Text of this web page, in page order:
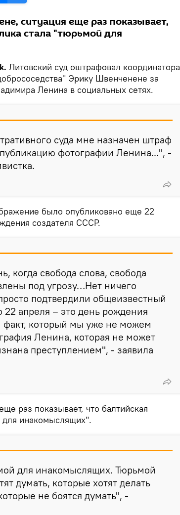
ситуация еще раз показывает,
стала "тюрьмой для
Литовский суд оштрафовал координатора
Эрику Швенченене за
Ленина в социальных сетях.
суда мне назначен штраф
фотографии Ленина...", -
было опубликовано еще 22
создателя СССР.
когда свобода слова, свобода
под угрозу…Нет ничего
подтвердили общеизвестный
22 апреля – это день рождения
факт, который мы уже не можем
Ленина, которая не может
преступлением", - заявила
раз показывает, что балтийская
для инакомыслящих".
для инакомыслящих. Тюрьмой
думать, которые хотят делать
не боятся думать", -